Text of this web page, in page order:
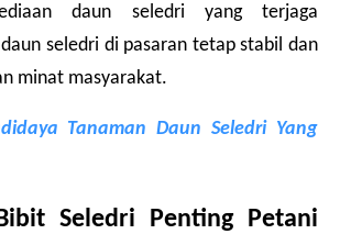
daun seledri yang terjaga
seledri di pasaran tetap stabil dan
minat masyarakat.
Tanaman Daun Seledri Yang
Seledri Penting Petani